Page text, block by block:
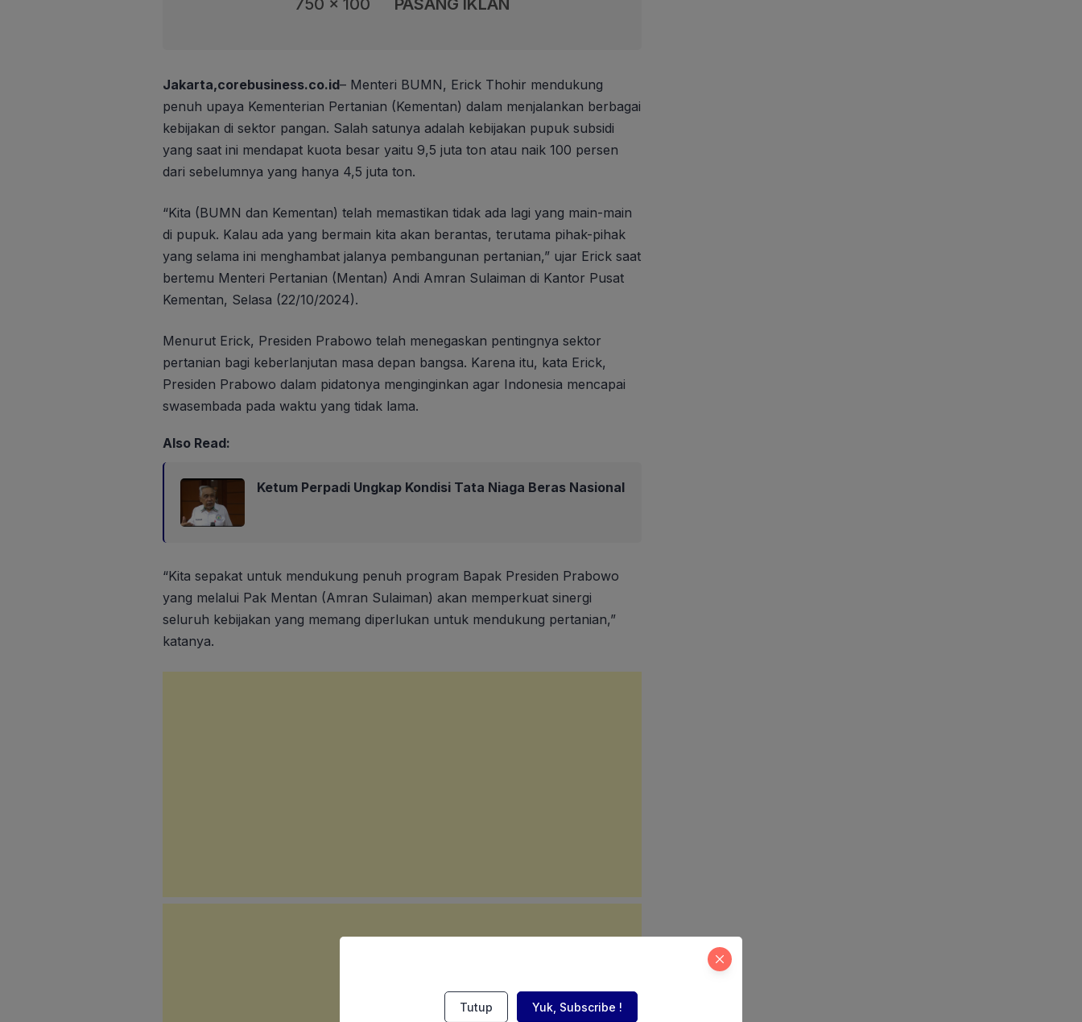
Jakarta,corebusiness.co.id– Menteri BUMN, Erick Thohir mendukung
penuh upaya Kementerian Pertanian (Kementan) dalam menjalankan berbagai
kebijakan di sektor pangan. Salah satunya adalah kebijakan pupuk subsidi
yang saat ini mendapat kuota besar yaitu 9,5 juta ton atau naik 100 persen
dari sebelumnya yang hanya 4,5 juta ton.
“Kita (BUMN dan Kementan) telah memastikan tidak ada lagi yang main-main
di pupuk. Kalau ada yang bermain kita akan berantas, terutama pihak-pihak
yang selama ini menghambat jalanya pembangunan pertanian,” ujar Erick saat
bertemu Menteri Pertanian (Mentan) Andi Amran Sulaiman di Kantor Pusat
Kementan, Selasa (22/10/2024).
Menurut Erick, Presiden Prabowo telah menegaskan pentingnya sektor
pertanian bagi keberlanjutan masa depan bangsa. Karena itu, kata Erick,
Presiden Prabowo dalam pidatonya menginginkan agar Indonesia mencapai
swasembada pada waktu yang tidak lama.
Also Read:
Ketum Perpadi Ungkap Kondisi Tata Niaga Beras Nasional
“Kita sepakat untuk mendukung penuh program Bapak Presiden Prabowo
yang melalui Pak Mentan (Amran Sulaiman) akan memperkuat sinergi
seluruh kebijakan yang memang diperlukan untuk mendukung pertanian,”
katanya.
Tutup Yuk, Subscribe !